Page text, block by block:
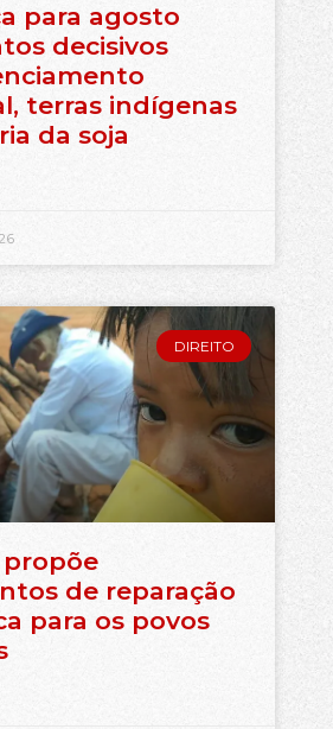
para agosto
decisivos
terras indígenas
da soja
DIREITO
propõe
de reparação
para os povos